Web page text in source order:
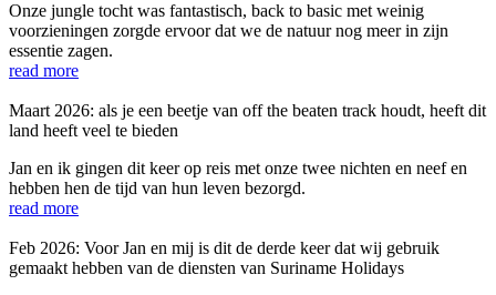
Onze jungle tocht was fantastisch, back to basic met weinig
voorzieningen zorgde ervoor dat we de natuur nog meer in zijn
essentie zagen.
read more
Maart 2026: als je een beetje van off the beaten track houdt, heeft dit
land heeft veel te bieden
Jan en ik gingen dit keer op reis met onze twee nichten en neef en
hebben hen de tijd van hun leven bezorgd.
read more
Feb 2026: Voor Jan en mij is dit de derde keer dat wij gebruik
gemaakt hebben van de diensten van Suriname Holidays